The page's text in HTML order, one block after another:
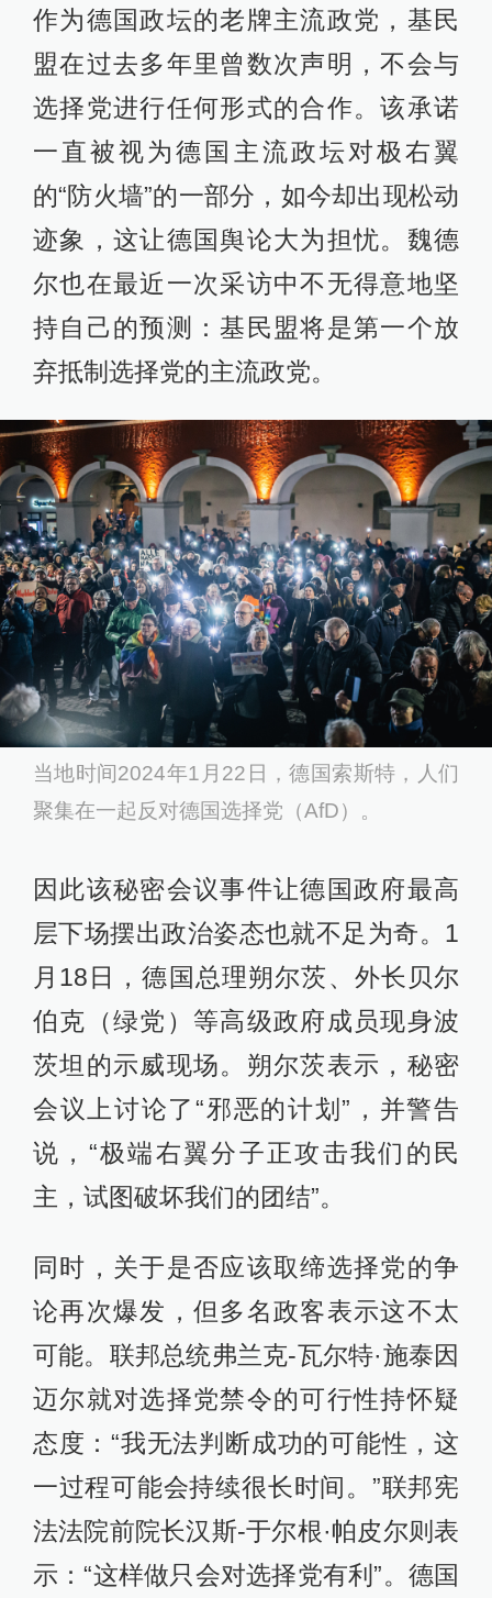
作为德国政坛的老牌主流政党，基民
盟在过去多年里曾数次声明，不会与
选择党进行任何形式的合作。该承诺
一直被视为德国主流政坛对极右翼
的“防火墙”的一部分，如今却出现松动
迹象，这让德国舆论大为担忧。魏德
尔也在最近一次采访中不无得意地坚
持自己的预测：基民盟将是第一个放
弃抵制选择党的主流政党。
当地时间2024年1月22日，德国索斯特，人们
聚集在一起反对德国选择党（AfD）。
因此该秘密会议事件让德国政府最高
层下场摆出政治姿态也就不足为奇。1
月18日，德国总理朔尔茨、外长贝尔
伯克（绿党）等高级政府成员现身波
茨坦的示威现场。朔尔茨表示，秘密
会议上讨论了“邪恶的计划”，并警告
说，“极端右翼分子正攻击我们的民
主，试图破坏我们的团结”。
同时，关于是否应该取缔选择党的争
论再次爆发，但多名政客表示这不太
可能。联邦总统弗兰克-瓦尔特·施泰因
迈尔就对选择党禁令的可行性持怀疑
态度：“我无法判断成功的可能性，这
一过程可能会持续很长时间。”联邦宪
法法院前院长汉斯-于尔根·帕皮尔则表
示：“这样做只会对选择党有利”。德国